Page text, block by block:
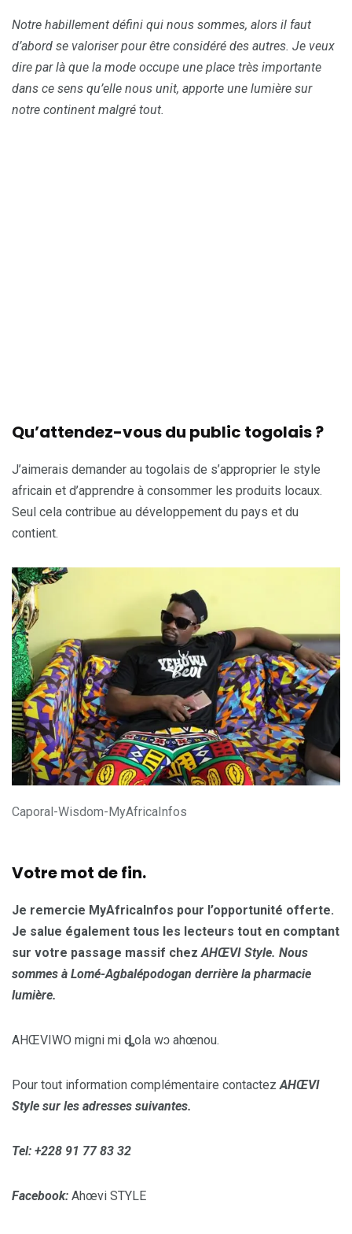
Notre habillement défini qui nous sommes, alors il faut
d’abord se valoriser pour être considéré des autres. Je veux
dire par là que la mode occupe une place très importante
dans ce sens qu’elle nous unit, apporte une lumière sur
notre continent malgré tout.
Qu’attendez-vous du public togolais ?
J’aimerais demander au togolais de s’approprier le style
africain et d’apprendre à consommer les produits locaux.
Seul cela contribue au développement du pays et du
contient.
Caporal-Wisdom-MyAfricaInfos
Votre mot de fin.
Je remercie MyAfricaInfos pour l’opportunité offerte.
Je salue également tous les lecteurs tout en comptant
sur votre passage massif chez AHŒVI Style. Nous
sommes à Lomé-Agbalépodogan derrière la pharmacie
lumière.
AHŒVIWO migni mi ȡola wɔ ahœnou.
Pour tout information complémentaire contactez AHŒVI
Style sur les adresses suivantes.
Tel: +228 91 77 83 32
Facebook: Ahœvi STYLE